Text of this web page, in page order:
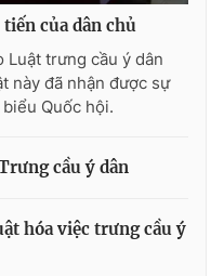
của dân chủ
Luật trưng cầu ý dân
này đã nhận được sự
Quốc hội.
cầu ý dân
hóa việc trưng cầu ý